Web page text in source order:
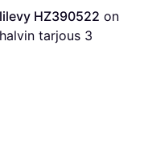
HZ390522
tarjous 3